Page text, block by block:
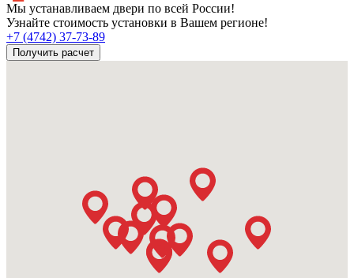
Мы устанавливаем двери по всей России!
Узнайте стоимость установки в Вашем регионе!
+7 (4742) 37-73-89
Получить расчет